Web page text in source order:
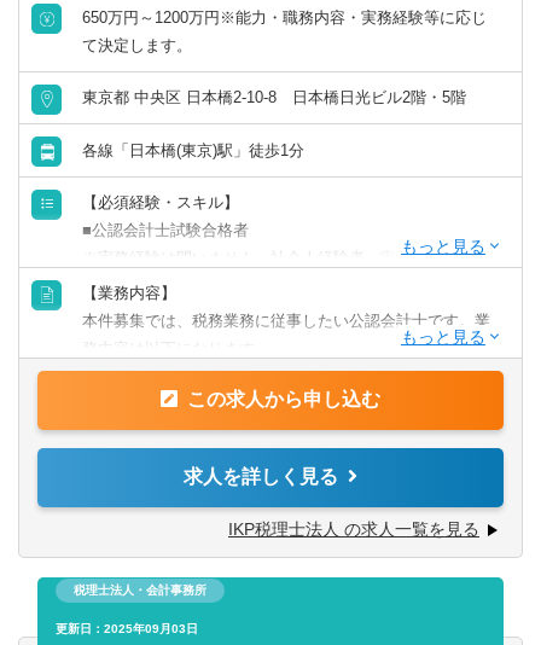
務上課題を解決していくことで、
より高度な知識と対応力を身につけられ、さらに社会貢献
としての付加価値を生み出すことができます。
税務に関する深い理解と経験が、お客様の成功に直結する
提案を行い、専門家としてのやりがいも感じられるポジシ
ョンです。
よりレベルの高い税理士として専門的な税務知識を活用
し、ご自身のキャリアアップに、日本を元気にするため
に、一緒に様々な課題へチャレンジしていきませんか？
650万円～1200万円※能力・職務内容・実務経験等に応じ
て決定します。
東京都 中央区 日本橋2-10-8 日本橋日光ビル2階・5階
各線「日本橋(東京)駅」徒歩1分
【必須経験・スキル】
■公認会計士試験合格者
※実務経験は問いません。社会人経験者、実務経験者は優
遇します。
【業務内容】
本件募集では、税務業務に従事したい公認会計士です。業
務内容は以下になります。
【具体的には】
▽税務業務
■上場子会社管理（会計・税務のパッケージ対応）
■グループ通算制度、組織再編税制
■ストックオプション業務
■バックオフィスアウトソーシング
この求人から申し込む
求人を詳しく見る
IKP税理士法人 の求人一覧を見る
税理士法人・会計事務所
更新日：2025年09月03日